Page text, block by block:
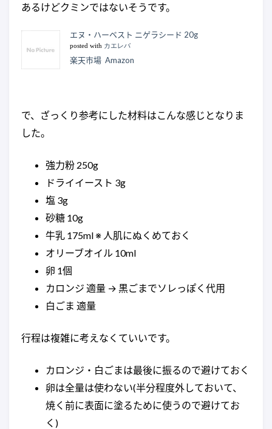
あるけどクミンではないそうです。
エヌ・ハーベスト ニゲラシード 20g
posted with カエレバ
楽天市場 Amazon
で、ざっくり参考にした材料はこんな感じとなりま
した。
強力粉 250g
ドライイースト 3g
塩 3g
砂糖 10g
牛乳 175ml ※ 人肌にぬくめておく
オリーブオイル 10ml
卵 1個
カロンジ 適量 → 黒ごまでソレっぽく代用
白ごま 適量
行程は複雑に考えなくていいです。
カロンジ・白ごまは最後に振るので避けておく
卵は全量は使わない(半分程度外しておいて、
焼く前に表面に塗るために使うので避けてお
く)